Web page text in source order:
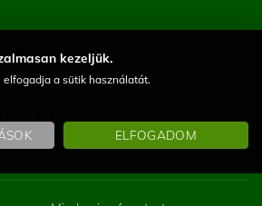
üzlet, a helyszínen vásárlásra nincs lehetőség)
kezeljük.
a sütik használatát.
ELFOGADOM